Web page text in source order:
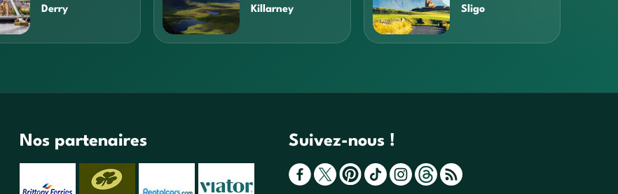
Derry Killarney Sligo
Nos partenaires Suivez-nous !